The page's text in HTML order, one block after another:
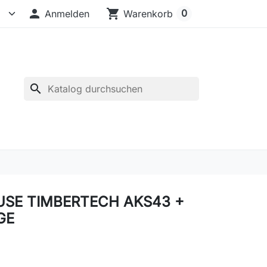
 Anmelden shopping_cart Warenkorb 0
search
TIMBERTECH AKS43 +